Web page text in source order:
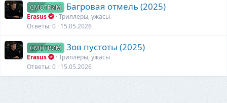
СМОТРИМ Багровая отмель (2025)
Erasus
Триллеры, ужасы
Ответы 0 15.05.2026
СМОТРИМ Зов пустоты (2025)
Erasus
Триллеры, ужасы
Ответы 0 15.05.2026